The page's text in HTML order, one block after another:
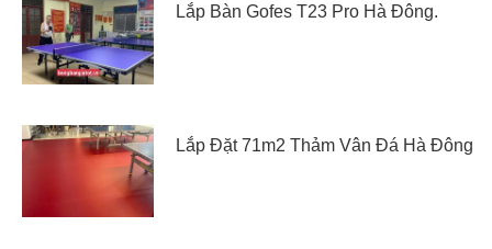
Lắp Bàn Gofes T23 Pro Hà Đông.
Lắp Đặt 71m2 Thảm Vân Đá Hà Đông